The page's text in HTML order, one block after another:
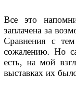
Все это
заплачена за
Сравнения с
сожалению. Но
есть, на мой
выставках их